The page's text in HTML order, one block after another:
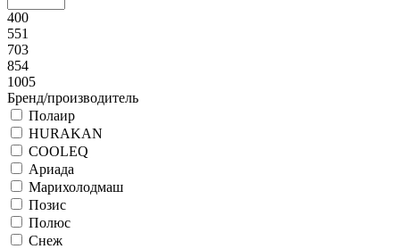
400
551
703
854
1005
Бренд/производитель
Полаир
HURAKAN
COOLEQ
Ариада
Марихолодмаш
Позис
Полюс
Снеж